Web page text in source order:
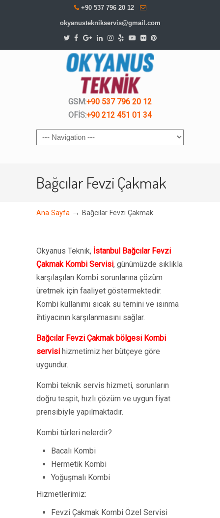
+90 537 796 20 12
okyanusteknikservis@gmail.com
GSM:+90 537 796 20 12
OFİS:+90 212 451 01 34
Navigation
Bağcılar Fevzi Çakmak
Ana Sayfa → Bağcılar Fevzi Çakmak
Okyanus Teknik, İstanbul Bağcılar Fevzi
Çakmak Kombi Servisi, günümüzde sıklıkla
karşılaşılan Kombi sorunlarına çözüm
üretmek için faaliyet göstermektedir.
Kombi kullanımı sıcak su temini ve ısınma
ihtiyacının karşılanmasını sağlar.
Bağcılar Fevzi Çakmak bölgesi Kombi
servisi hizmetimiz her bütçeye göre
uygundur.
Kombi teknik servis hizmeti, sorunların
doğru tespit, hızlı çözüm ve uygun fiyat
prensibiyle yapılmaktadır.
Kombi türleri nelerdir?
Bacalı Kombi
Hermetik Kombi
Yoğuşmalı Kombi
Hizmetlerimiz:
Fevzi Çakmak Kombi Özel Servisi